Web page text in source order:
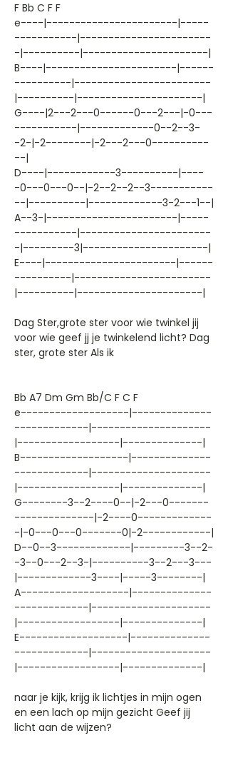
F Bb C F F
e----|-----------------------|-----
-----------|-----------------------
-|----------|----------------------|
B----|-----------------------|------
----------|------------------------
|----------|----------------------|
G----|2---2---0------0---2---|-0---
-----------|-------------0--2--3-
-2-|-2--------|-2---2---0----------
--|
D----|------------3----------|----
-0---0---0--|-2--2--2--3-----------
--|----------|-------------3-2---1--|
A--3-|-----------------------|-----
-----------|-----------------------
-|---------3|----------------------|
E----|-----------------------|------
----------|------------------------
|----------|----------------------|
Dag Ster,grote ster voor wie twinkel jij
voor wie geef jj je twinkelend licht? Dag
ster, grote ster Als ik
Bb A7 Dm Gm Bb/C F C F
e-------------------|--------------
-------------|---------------------
|------------------|--------------|
B-------------------|--------------
-------------|---------------------
|------------------|--------------|
G--------3--2----0--|-2---0-------
--------------|-2----0-------------
-|-0---0---0-------0|-2------------|
D--0--3-------------|---------3--2-
-3--0---2--3-|----------3--2---3---
|-------------3----|-----3--------|
A-------------------|--------------
-------------|---------------------
|------------------|--------------|
E-------------------|--------------
-------------|---------------------
|------------------|--------------|
naar je kijk, krijg ik lichtjes in mijn ogen
en een lach op mijn gezicht Geef jij
licht aan de wijzen?